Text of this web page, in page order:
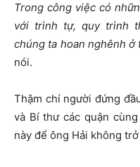
Trong công việc có
với trình tự, quy trình
chúng ta hoan nghênh ở
nói.
Thậm chí người đứng
và Bí thư các quận
này để ông Hải không